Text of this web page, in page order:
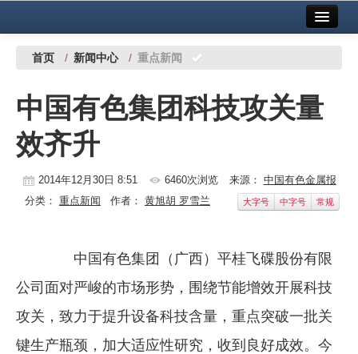
中国有色金属报社主办 广告服务
铜镍铅锌
铝
稀有稀土
镁钛
地矿 建设
党建工作
首页 / 新闻中心 / 重点新闻
中国有色集团科技攻关量
效齐升
2014年12月30日 8:51 6460次浏览 来源： 中国有色金属报
分类： 重点新闻 作者： 黄旭胡 罗雪兰 大字号 中字号 常规
中国有色集团（广西）平桂飞碟股份有限
公司面对严峻的市场形势，围绕节能增效开展科技
攻关，致力于提升设备科技含量，重点突破一批关
键生产瓶颈，加大适应性研究，收到良好成效。今